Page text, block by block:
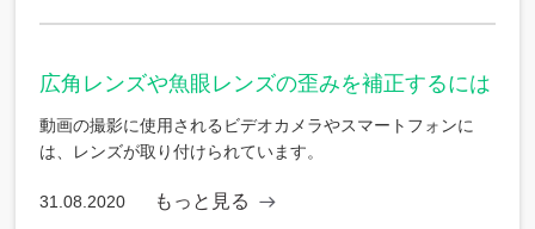
広角レンズや魚眼レンズの歪みを補正するには
動画の撮影に使用されるビデオカメラやスマートフォンに
は、レンズが取り付けられています。
31.08.2020 もっと見る